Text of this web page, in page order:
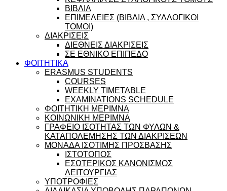
ΒΙΒΛΙΑ
ΕΠΙΜΕΛΕΙΕΣ (ΒΙΒΛΙΑ , ΣΥΛΛΟΓΙΚΟΙ
ΤΟΜΟΙ)
ΔΙΑΚΡΙΣΕΙΣ
ΔΙΕΘΝΕΙΣ ΔΙΑΚΡΙΣΕΙΣ
ΣΕ ΕΘΝΙΚΟ ΕΠΙΠΕΔΟ
ΦΟΙΤΗΤΙΚΑ
ERASMUS STUDENTS
COURSES
WEEKLY TIMETABLE
EXAMINATIONS SCHEDULE
ΦΟΙΤΗΤΙΚΗ ΜΕΡΙΜΝΑ
ΚΟΙΝΩΝΙΚΗ ΜΕΡΙΜΝΑ
ΓΡΑΦΕΙΟ ΙΣΟΤΗΤΑΣ ΤΩΝ ΦΥΛΩΝ &
ΚΑΤΑΠΟΛΕΜΗΣΗΣ ΤΩΝ ΔΙΑΚΡΙΣΕΩΝ
ΜΟΝΑΔΑ ΙΣΟΤΙΜΗΣ ΠΡΟΣΒΑΣΗΣ
ΙΣΤΟΤΟΠΟΣ
ΕΣΩΤΕΡΙΚΟΣ ΚΑΝΟΝΙΣΜΟΣ
ΛΕΙΤΟΥΡΓΙΑΣ
ΥΠΟΤΡΟΦΙΕΣ